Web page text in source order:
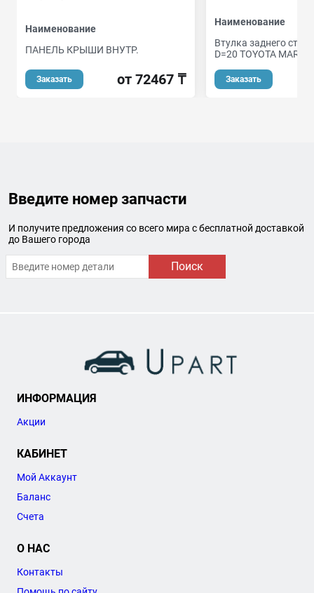
Наименование
ПАНЕЛЬ КРЫШИ ВНУТР.
Заказать от 72467 ₸
Наименование
Втулка заднего
D=20 TOYOTA MARK2
Заказать
Введите номер запчасти
И получите предложения со всего мира с бесплатной доставкой
до Вашего города
Поиск
ИНФОРМАЦИЯ
Акции
КАБИНЕТ
Мой Аккаунт
Баланс
Счета
О НАС
Контакты